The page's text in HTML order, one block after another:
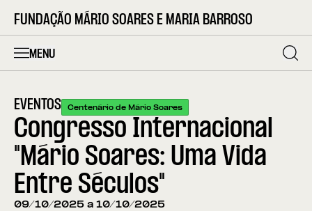
FUNDAÇÃO MÁRIO SOARES E MARIA BARROSO
MENU
EVENTOS Centenário de Mário Soares
Congresso Internacional
"Mário Soares: Uma Vida
Entre Séculos"
09/10/2025 a 10/10/2025